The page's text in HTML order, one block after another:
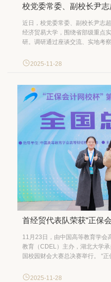
近日，校党委常委、副校长尹志
经济贸易大学，围绕省部级重点
研。调研通过座谈交流、实地考
育申报与算力服务管理先进经验，探
2025-11-28
11月23日，由中国高等教育学会
教育（CDEL）主办，湖北大学
国校园财会大赛总决赛举行。 “正保会计网校杯”第十四届全国校园
合、规范性与创新相结合的方式
2025-11-28